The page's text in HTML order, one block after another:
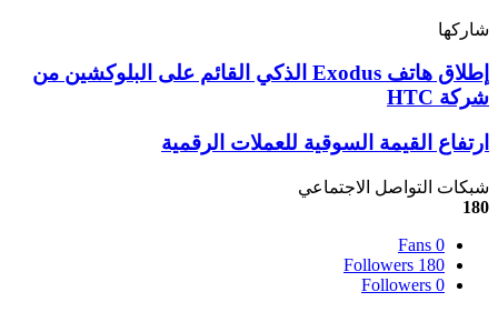
شاركها
إطلاق
هاتف
Exodus
الذكي
القائم
البلوكشين
من
إطلاق هاتف Exodus الذكي القائم على البلوكشين من
شركة HTC
ارتفاع
القيمة
السوقية
للعملات
ارتفاع القيمة السوقية للعملات الرقمية
شبكات التواصل الاجتماعي
180
0
Fans
180
Followers
0
Followers